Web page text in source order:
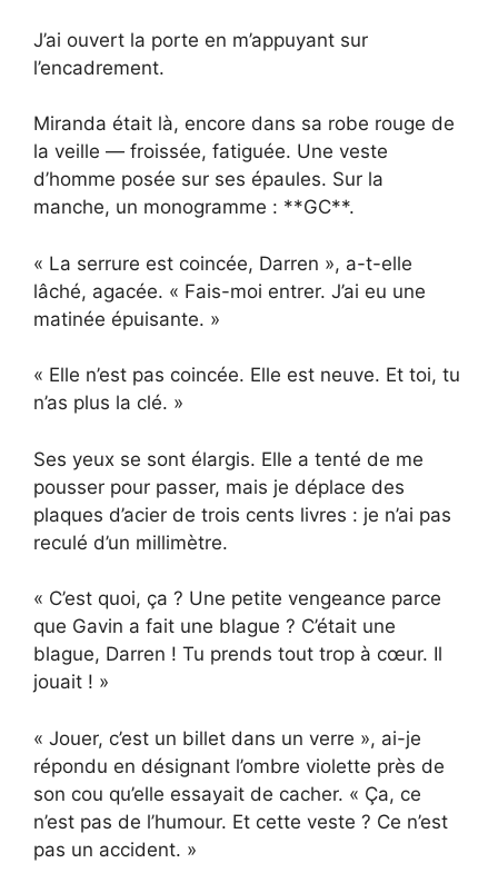
J’ai ouvert la porte en m’appuyant sur
l’encadrement.
Miranda était là, encore dans sa robe rouge de
la veille — froissée, fatiguée. Une veste
d’homme posée sur ses épaules. Sur la
manche, un monogramme : **GC**.
« La serrure est coincée, Darren », a-t-elle
lâché, agacée. « Fais-moi entrer. J’ai eu une
matinée épuisante. »
« Elle n’est pas coincée. Elle est neuve. Et toi, tu
n’as plus la clé. »
Ses yeux se sont élargis. Elle a tenté de me
pousser pour passer, mais je déplace des
plaques d’acier de trois cents livres : je n’ai pas
reculé d’un millimètre.
« C’est quoi, ça ? Une petite vengeance parce
que Gavin a fait une blague ? C’était une
blague, Darren ! Tu prends tout trop à cœur. Il
jouait ! »
« Jouer, c’est un billet dans un verre », ai-je
répondu en désignant l’ombre violette près de
son cou qu’elle essayait de cacher. « Ça, ce
n’est pas de l’humour. Et cette veste ? Ce n’est
pas un accident. »